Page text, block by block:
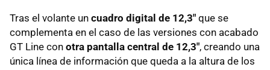
Tras el volante un cuadro digital de 12,3" que se
complementa en el caso de las versiones con acabado
GT Line con otra pantalla central de 12,3", creando una
única línea de información que queda a la altura de los